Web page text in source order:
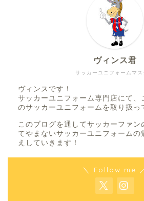
サッカーユニフォームマス
ヴィンス君
ヴィンスです！
サッカーユニフォーム専門店にて、
のサッカーユニフォームを取り扱っ
このブログを通してサッカーファン
てやまないサッカーユニフォームの
えしていきます！
＼ Follow me